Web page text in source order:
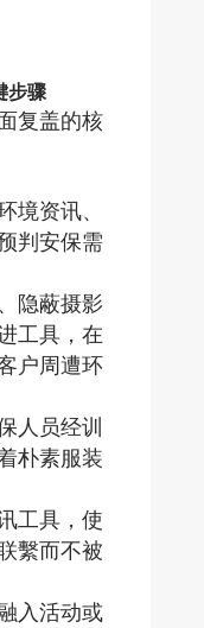
步骤
复盖的核
境资讯、
判安保需
隐蔽摄影
工具，在
户周遭环
人员经训
朴素服装
工具，使
繫而不被
入活动或